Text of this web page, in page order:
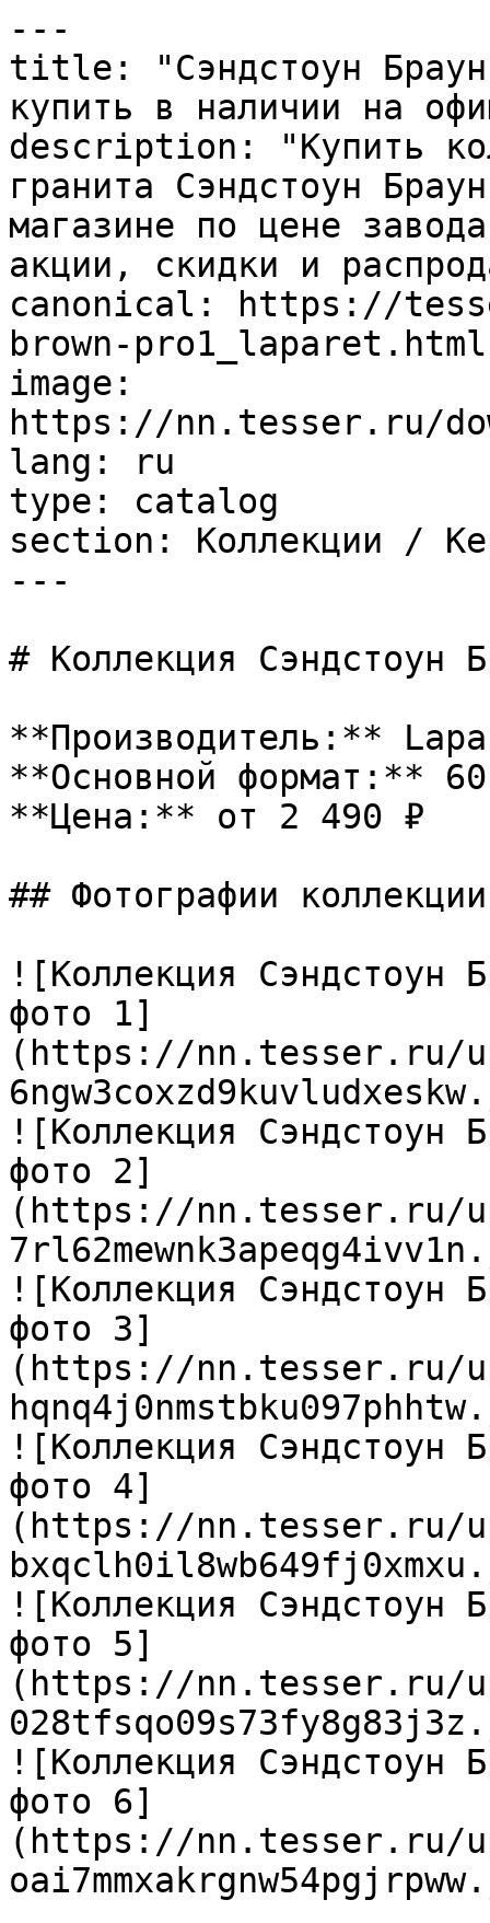
---
title: "Сэндстоун Браун
купить в наличии на
description: "Купить
гранита Сэндстоун
магазине по цене
акции, скидки и
canonical: https://
brown-pro1_laparet.html
image:
https://nn.tesser.ru/
lang: ru
type: catalog
section: Коллекции /
---
# Коллекция
**Производитель:**
**Основной формат:**
**Цена:** от 2 490 ₽
## Фотографии коллекции
![Коллекция
фото 1]
(https://nn.tesser.ru/
![Коллекция
фото 2]
(https://nn.tesser.ru/
![Коллекция
фото 3]
(https://nn.tesser.ru/
![Коллекция
фото 4]
(https://nn.tesser.ru/
![Коллекция
фото 5]
(https://nn.tesser.ru/
![Коллекция
фото 6]
(https://nn.tesser.ru/